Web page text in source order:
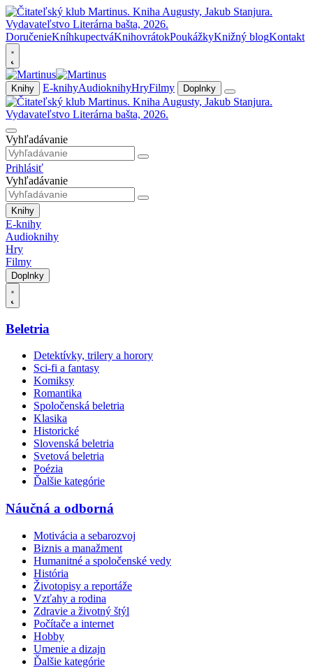
DoručenieKníhkupectváKnihovrátokPoukážkyKnižný blogKontakt
Knihy E-knihyAudioknihyHryFilmy Doplnky
Vyhľadávanie
Prihlásiť
Vyhľadávanie
Knihy
E-knihy
Audioknihy
Hry
Filmy
Doplnky
Beletria
Detektívky, trilery a horory
Sci-fi a fantasy
Komiksy
Romantika
Spoločenská beletria
Klasika
Historické
Slovenská beletria
Svetová beletria
Poézia
Ďalšie kategórie
Náučná a odborná
Motivácia a sebarozvoj
Biznis a manažment
Humanitné a spoločenské vedy
História
Životopisy a reportáže
Vzťahy a rodina
Zdravie a životný štýl
Počítače a internet
Hobby
Umenie a dizajn
Ďalšie kategórie